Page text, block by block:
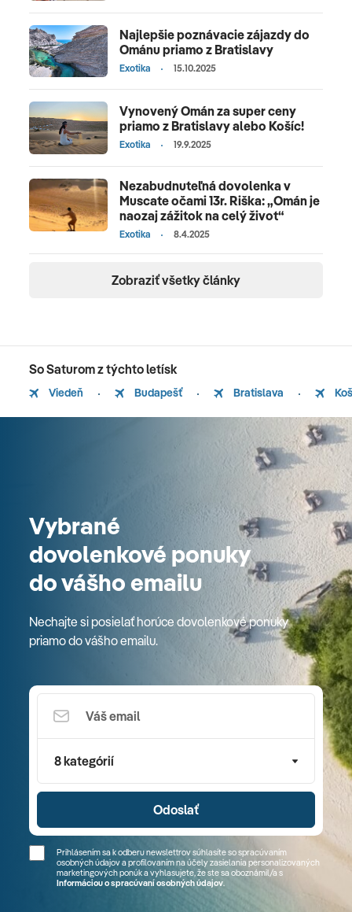
Najlepšie poznávacie zájazdy do
Ománu priamo z Bratislavy
Exotika 15.10.2025
Vynovený Omán za super ceny
priamo z Bratislavy alebo Košíc!
Exotika 19.9.2025
Nezabudnuteľná dovolenka v
Muscate očami 13r. Riška: „Omán je
naozaj zážitok na celý život“
Exotika 8.4.2025
Zobraziť všetky články
So Saturom z týchto letísk
Viedeň Budapešť Bratislava
Vybrané
dovolenkové ponuky
do vášho emailu
Nechajte si posielať horúce dovolenkové ponuky
priamo do vášho emailu.
8 kategórií
Odoslať
Prihlásením sa k odberu newslettrov súhlasíte so spracúvaním
osobných údajov a profilovaním na účely zasielania personalizovaných
marketingových ponúk a vyhlasujete, že ste sa oboznámil/a s
Informáciou o spracúvaní osobných údajov.